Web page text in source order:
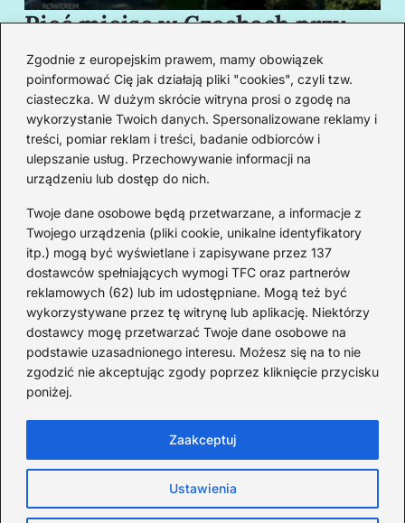
Zgodnie z europejskim prawem, mamy obowiązek
poinformować Cię jak działają pliki "cookies", czyli tzw.
ciasteczka. W dużym skrócie witryna prosi o zgodę na
wykorzystanie Twoich danych. Spersonalizowane reklamy i
treści, pomiar reklam i treści, badanie odbiorców i
ulepszanie usług. Przechowywanie informacji na
urządzeniu lub dostęp do nich.
Twoje dane osobowe będą przetwarzane, a informacje z
Twojego urządzenia (pliki cookie, unikalne identyfikatory
itp.) mogą być wyświetlane i zapisywane przez 137
dostawców spełniających wymogi TFC oraz partnerów
reklamowych (62) lub im udostępniane. Mogą też być
wykorzystywane przez tę witrynę lub aplikację. Niektórzy
dostawcy mogę przetwarzać Twoje dane osobowe na
podstawie uzasadnionego interesu. Możesz się na to nie
zgodzić nie akceptując zgody poprzez kliknięcie przycisku
poniżej.
Ustawienia
Zaakceptuj
Pięć miejsc w Czechach przy
granicy, które cię oczarują
swoim urokiem
Redakcja
Od lat podróżuję, by poznawać świat z bliska – nie tylko
przez pryzmat zabytków, ale przede wszystkim ludzi,
smaków i codzienności.
Redakcja: Michalina Staszic
ul. Miła 08A, 32-514 Bieruń
477 362 966
admin@teatrbiuropodrozy.pl
F
a
c
b
k
X
L
i
e
n
TeatrBiuroPodróży.pl © Wszystkie prawa
Strona główna Cookies
Zasady użytkowania